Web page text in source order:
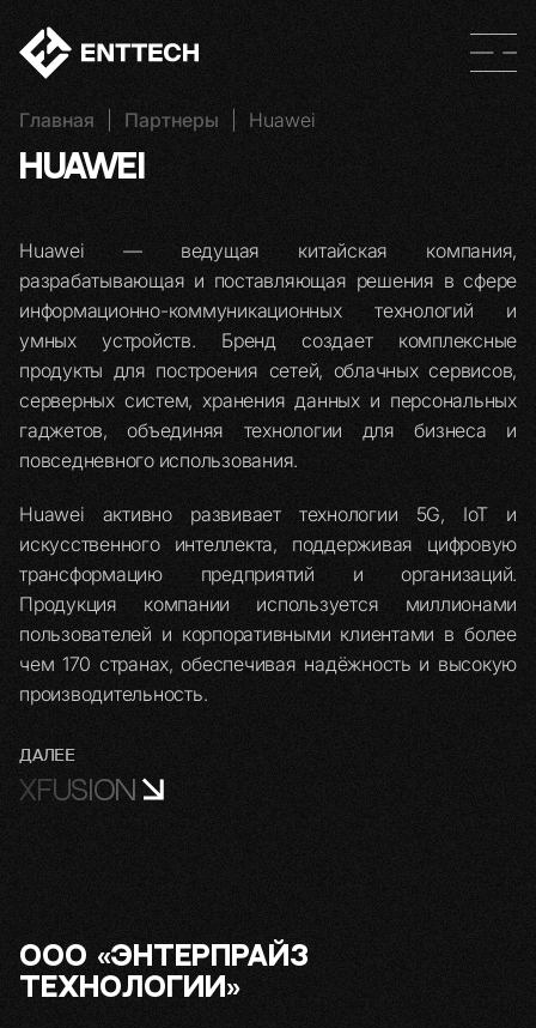
Главная Партнеры Huawei
HUAWEI
Huawei — ведущая китайская компания,
разрабатывающая и поставляющая решения в сфере
информационно-коммуникационных технологий и
умных устройств. Бренд создает комплексные
продукты для построения сетей, облачных сервисов,
серверных систем, хранения данных и персональных
гаджетов, объединяя технологии для бизнеса и
повседневного использования.
Huawei активно развивает технологии 5G, IoT и
искусственного интеллекта, поддерживая цифровую
трансформацию предприятий и организаций.
Продукция компании используется миллионами
пользователей и корпоративными клиентами в более
чем 170 странах, обеспечивая надёжность и высокую
производительность.
ДАЛЕЕ
XFUSION
ООО «Энтерпрайз
Технологии»